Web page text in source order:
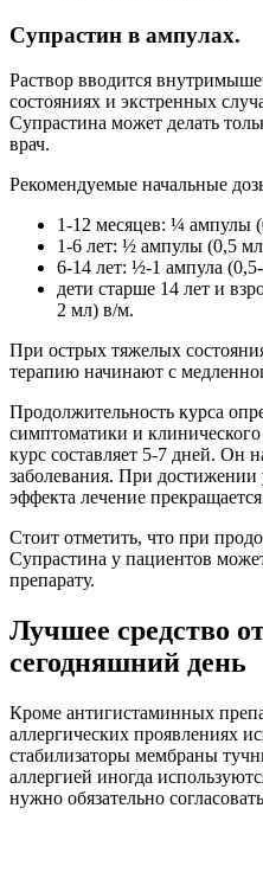
Супрастин в ампулах.
Раствор вводится
состояниях и экстренных
Супрастина может делать
врач.
Рекомендуемые начальные
1-12 месяцев: ¼ ампулы
1-6 лет: ½ ампулы (0,5
6-14 лет: ½-1 ампула
дети старше 14 лет и
2 мл) в/м.
При острых тяжелых
терапию начинают с
Продолжительность курса
симптоматики и
курс составляет 5-7 дней. Он
заболевания. При достижении
эффекта лечение
Стоит отметить, что при
Супрастина у пациентов
препарату.
Лучшее средство
сегодняшний день
Кроме антигистаминных
аллергических проявлениях
стабилизаторы мембраны
аллергией иногда
нужно обязательно